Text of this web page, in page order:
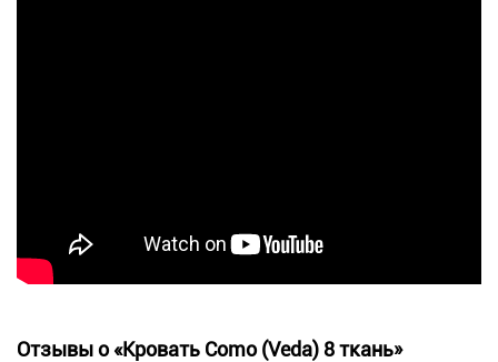
Отзывы о «Кровать Como (Veda) 8 ткань»